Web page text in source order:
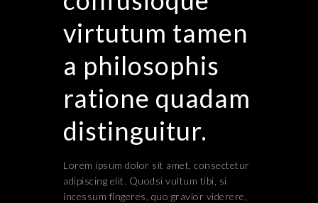
virtutum tamen
a philosophis
ratione quadam
distinguitur.
Lorem ipsum dolor sit amet, consectetur
adipiscing elit. Quodsi vultum tibi, si
incessum fingeres, quo gravior viderere,